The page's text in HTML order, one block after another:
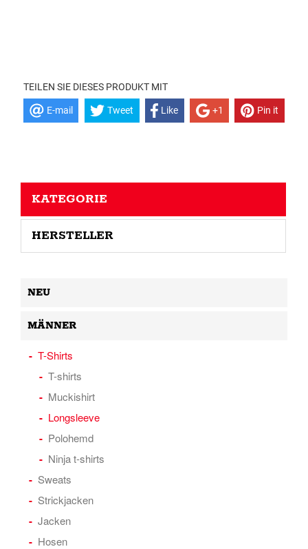
TEILEN SIE DIESES PRODUKT MIT
E-mail Tweet Like +1 Pin it
KATEGORIE
HERSTELLER
NEU
MÄNNER
T-Shirts
T-shirts
Muckishirt
Longsleeve
Polohemd
Ninja t-shirts
Sweats
Strickjacken
Jacken
Hosen